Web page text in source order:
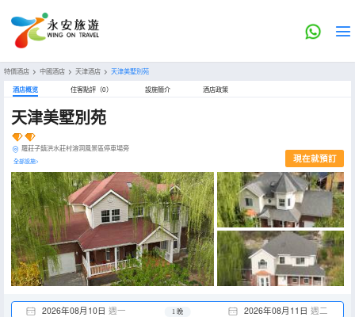
特價酒店 > 中國酒店 > 天津酒店 > 天津美墅別苑
酒店概览 住客點評（0） 設施簡介 酒店政策
天津美墅別苑
羅莊子鎮洪水莊村溶洞風景區停車場旁
全部設施> 現在就預訂
2026年08月10日 週一 2026年08月11日 週二
1 晚